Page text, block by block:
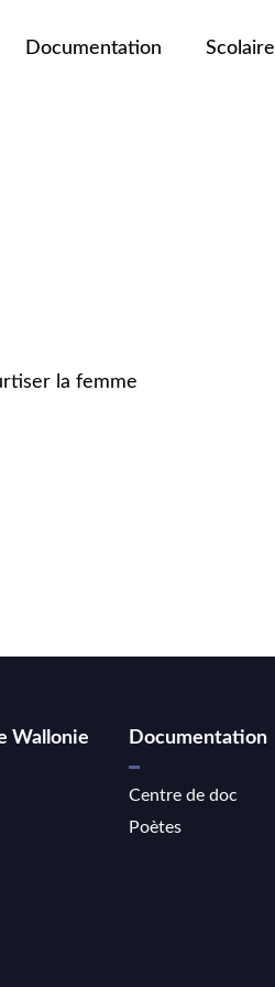
Documentation Scolaire
la femme
Wallonie Documentation
Centre de doc
Poètes